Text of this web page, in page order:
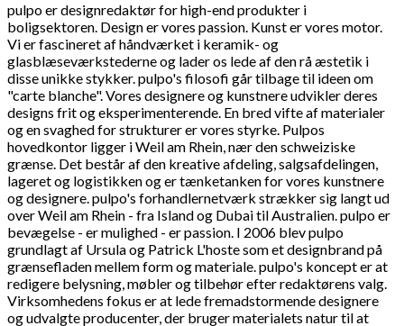
pulpo er designredaktør for high-end produkter i
boligsektoren. Design er vores passion. Kunst er vores motor.
Vi er fascineret af håndværket i keramik- og
glasblæseværkstederne og lader os lede af den rå æstetik i
disse unikke stykker. pulpo's filosofi går tilbage til ideen om
"carte blanche". Vores designere og kunstnere udvikler deres
designs frit og eksperimenterende. En bred vifte af materialer
og en svaghed for strukturer er vores styrke. Pulpos
hovedkontor ligger i Weil am Rhein, nær den schweiziske
grænse. Det består af den kreative afdeling, salgsafdelingen,
lageret og logistikken og er tænketanken for vores kunstnere
og designere. pulpo's forhandlernetværk strækker sig langt ud
over Weil am Rhein - fra Island og Dubai til Australien. pulpo er
bevægelse - er mulighed - er passion. I 2006 blev pulpo
grundlagt af Ursula og Patrick L'hoste som et designbrand på
grænsefladen mellem form og materiale. pulpo's koncept er at
redigere belysning, møbler og tilbehør efter redaktørens valg.
Virksomhedens fokus er at lede fremadstormende designere
og udvalgte producenter, der bruger materialets natur til at